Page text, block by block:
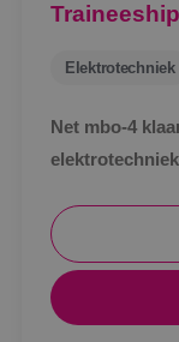
Elektrotechniek
Net mbo-4
elektrotechniek. Weet je nog niet welke kant je
probleem. Bij
praktijk.